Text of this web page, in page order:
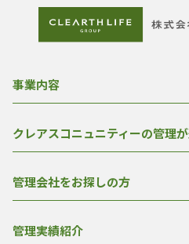
事業内容
クレアスコニュニティーの管理
管理会社をお探しの方
管理実績紹介